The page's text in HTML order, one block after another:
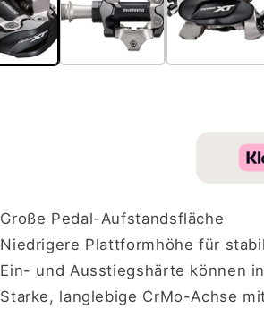
Große Pedal-Aufstandsfläche
Niedrigere Plattformhöhe für
Ein- und Ausstiegshärte können
Starke, langlebige CrMo-Achse